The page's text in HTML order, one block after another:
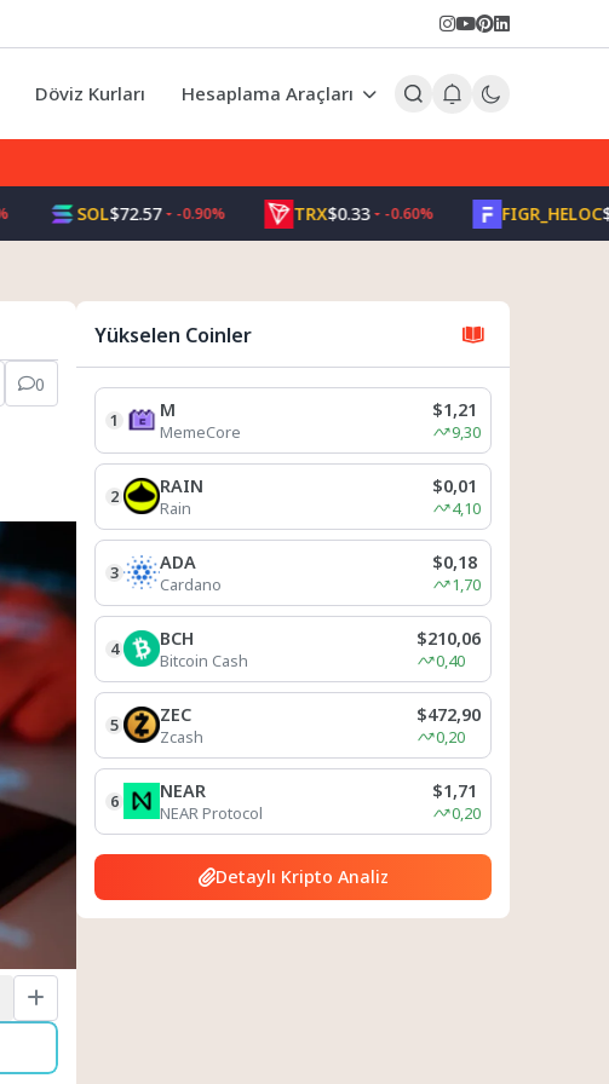
Döviz Kurları Hesaplama Araçları
SOL$72.57 -0.90% TRX$0.33 -0.60% FIGR_HELOC $1.00
0
Yükselen Coinler
1 M
MemeCore
$1,21
9,30
2 RAIN
Rain
$0,01
4,10
3 ADA
Cardano
$0,18
1,70
4 BCH
Bitcoin Cash
$210,06
0,40
5 ZEC
Zcash
$472,90
0,20
6 NEAR
NEAR Protocol
$1,71
0,20
Detaylı Kripto Analiz